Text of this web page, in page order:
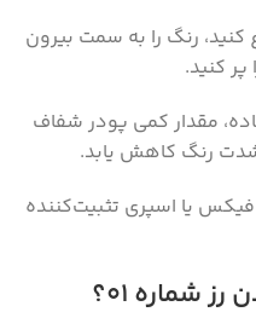
کنید، رنگ را به سمت بیرون
کنید.
مقدار کمی پودر شفاف
شدت رنگ کاهش یابد.
فیکس یا اسپری تثبیت‌کننده
شماره 01؟